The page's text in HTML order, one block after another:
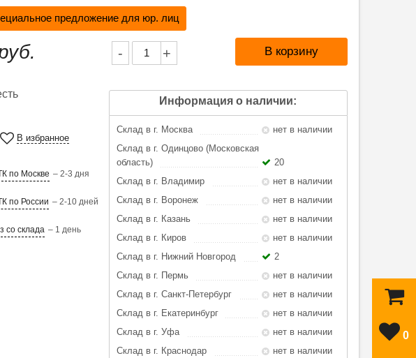
0
предложение для юр. лиц
В избранное
по Москве – 2-3 дня
по России – 2-10 дней
со склада – 1 день
- +
Информация о наличии:
Склад в г. Москва
нет в наличии
Склад в г. Одинцово (Московская
область)
20
Склад в г. Владимир
нет в наличии
Склад в г. Воронеж
нет в наличии
Склад в г. Казань
нет в наличии
Склад в г. Киров
нет в наличии
Склад в г. Нижний Новгород
2
Склад в г. Пермь
нет в наличии
Склад в г. Санкт-Петербург
нет в наличии
Склад в г. Екатеринбург
нет в наличии
Склад в г. Уфа
нет в наличии
Склад в г. Краснодар
нет в наличии